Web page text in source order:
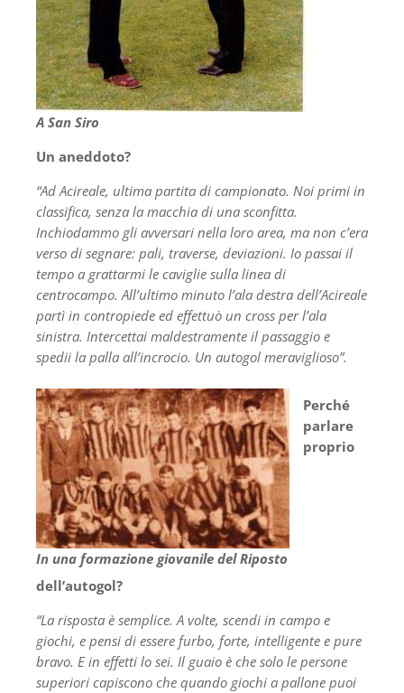
A San Siro
Un aneddoto?
“Ad Acireale, ultima partita di campionato. Noi primi in
classifica, senza la macchia di una sconfitta.
Inchiodammo gli avversari nella loro area, ma non c’era
verso di segnare: pali, traverse, deviazioni. Io passai il
tempo a grattarmi le caviglie sulla linea di
centrocampo. All’ultimo minuto l’ala destra dell’Acireale
partì in contropiede ed effettuò un cross per l’ala
sinistra. Intercettai maldestramente il passaggio e
spedii la palla all’incrocio. Un autogol meraviglioso”.
In una formazione giovanile del Riposto
Perché
parlare
proprio
dell’autogol?
“La risposta è semplice. A volte, scendi in campo e
giochi, e pensi di essere furbo, forte, intelligente e pure
bravo. E in effetti lo sei. Il guaio è che solo le persone
superiori capiscono che quando giochi a pallone puoi